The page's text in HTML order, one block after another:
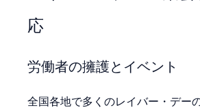
応
労働者の擁護とイベント
全国各地で多くのレイバー・デー